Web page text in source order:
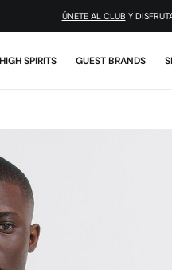
¡DESCARGA
HIGH SPIRITS GUEST BRANDS